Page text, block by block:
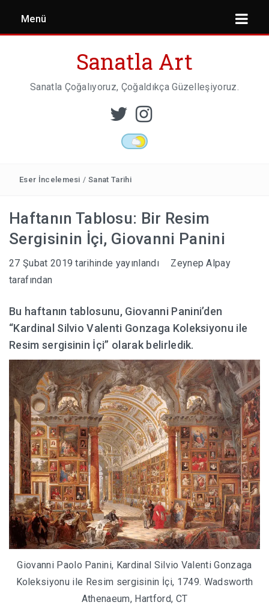
Menü
MIMARI
Sanatla Art
Sanatla Çoğalıyoruz, Çoğaldıkça Güzelleşiyoruz.
Eser İncelemesi / Sanat Tarihi
Haftanın Tablosu: Bir Resim
Sergisinin İçi, Giovanni Panini
27 Şubat 2019 tarihinde yayınlandı
Zeynep Alpay
tarafından
Bu haftanın tablosunu, Giovanni Panini’den
“Kardinal Silvio Valenti Gonzaga Koleksiyonu ile
Resim sergisinin İçi” olarak belirledik.
Giovanni Paolo Panini, Kardinal Silvio Valenti Gonzaga
Koleksiyonu ile Resim sergisinin İçi, 1749. Wadsworth
Athenaeum, Hartford, CT